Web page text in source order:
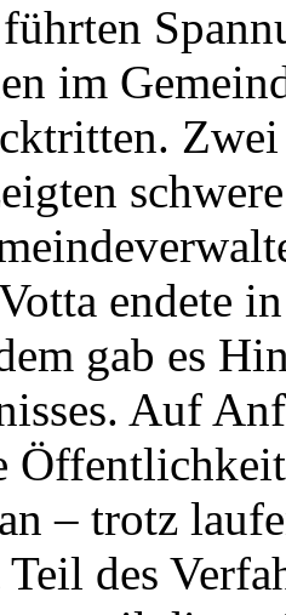
im
endete
gab es
Auf
– trotz
des